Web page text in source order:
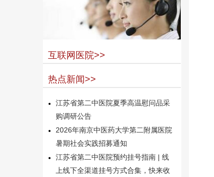
互联网医院>>
热点新闻>>
江苏省第二中医院夏季高温慰问品采
购调研公告
2026年南京中医药大学第二附属医院
暑期社会实践招募通知
江苏省第二中医院预约挂号指南 | 线
上线下全渠道挂号方式合集，快来收